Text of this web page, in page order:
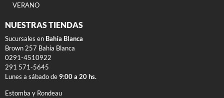
VERANO
NUESTRAS TIENDAS
Sucursales en Bahía Blanca
Brown 257 Bahia Blanca
0291-4510922
291 571-5645
Lunes a sábado de 9:00 a 20 hs.
Estomba y Rondeau